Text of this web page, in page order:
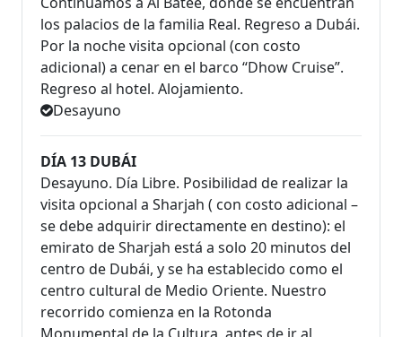
los palacios de la familia Real. Regreso a Dubái.
Por la noche visita opcional (con costo
adicional) a cenar en el barco “Dhow Cruise”.
Regreso al hotel. Alojamiento.
Desayuno
DÍA 13 DUBÁI
Desayuno. Día Libre. Posibilidad de realizar la
visita opcional a Sharjah ( con costo adicional –
se debe adquirir directamente en destino): el
emirato de Sharjah está a solo 20 minutos del
centro de Dubái, y se ha establecido como el
centro cultural de Medio Oriente. Nuestro
recorrido comienza en la Rotonda